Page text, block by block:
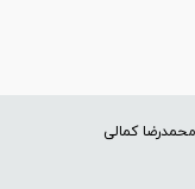
کمالی